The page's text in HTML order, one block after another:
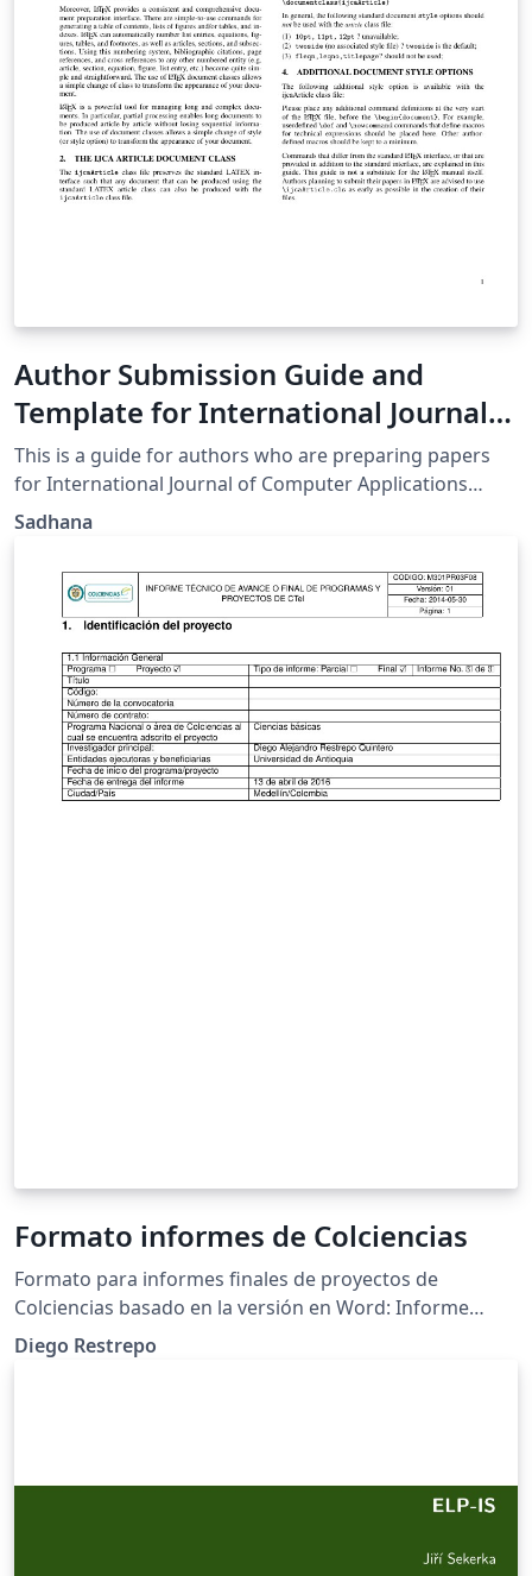
Author Submission Guide and
Template for International Journal
of Computer Applications (IJCA)
This is a guide for authors who are preparing papers
for International Journal of Computer Applications
using the LaTeX document preparation system and the
Sadhana
Formato informes de Colciencias
Formato para informes finales de proyectos de
Colciencias basado en la versión en Word: Informe
técnico de avance o final de programas y proyectos de
CTeI MM301PR03F08 disponible en:
Diego Restrepo